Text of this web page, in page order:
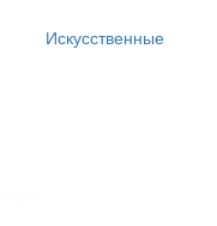
Искусственные